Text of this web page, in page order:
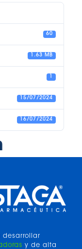
60
1.63 MB
1
15/07/2024
16/07/2024
desarrollar
y de alta